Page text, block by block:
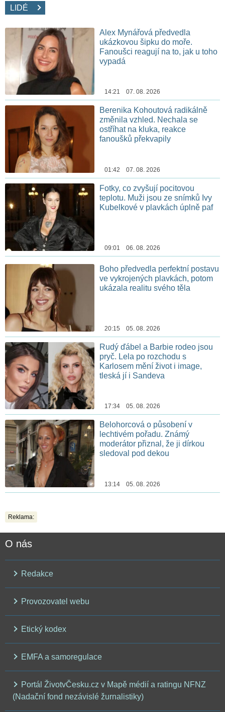
LIDÉ
Alex Mynářová předvedla
ukázkovou šipku do moře.
Fanoušci reagují na to, jak u toho
vypadá
14:21 07. 08. 2026
Berenika Kohoutová radikálně
změnila vzhled. Nechala se
ostříhat na kluka, reakce
fanoušků překvapily
01:42 07. 08. 2026
Fotky, co zvyšují pocitovou
teplotu. Muži jsou ze snímků Ivy
Kubelkové v plavkách úplně paf
09:01 06. 08. 2026
Boho předvedla perfektní postavu
ve vykrojených plavkách, potom
ukázala realitu svého těla
20:15 05. 08. 2026
Rudý ďábel a Barbie rodeo jsou
pryč. Lela po rozchodu s
Karlosem mění život i image,
tleská jí i Sandeva
17:34 05. 08. 2026
Belohorcová o působení v
lechtivém pořadu. Známý
moderátor přiznal, že ji dírkou
sledoval pod dekou
13:14 05. 08. 2026
Reklama:
O nás
Redakce
Provozovatel webu
Etický kodex
EMFA a samoregulace
Portál ŽivotvČesku.cz v Mapě médií a ratingu NFNZ
(Nadační fond nezávislé žurnalistiky)